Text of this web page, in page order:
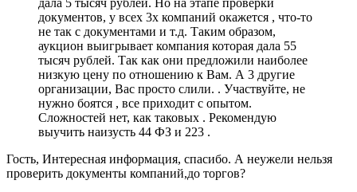
документов, у всех 3х компаний окажется , что-то
не так с документами и т.д. Таким образом,
аукцион выигрывает компания которая дала 55
тысяч рублей. Так как они предложили наиболее
низкую цену по отношению к Вам. А 3 другие
организации, Вас просто слили. . Участвуйте, не
нужно боятся , все приходит с опытом.
Сложностей нет, как таковых . Рекомендую
выучить наизусть 44 ФЗ и 223 .
Гость, Интересная информация, спасибо. А неужели нельзя
проверить документы компаний,до торгов?